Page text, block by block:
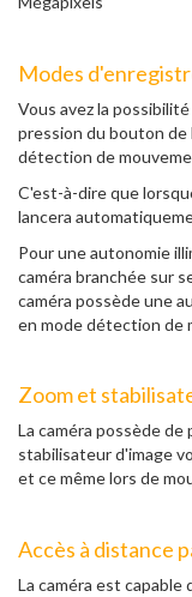
Modes
Vous avez la
pression du bouton de
détection de
C'est-à-dire que
lancera
Pour une autonomie
caméra branchée sur
caméra possède une
en mode détection de
Zoom et
La caméra possède
stabilisateur d'image
et ce même lors de
Accès à distance
La caméra est capable